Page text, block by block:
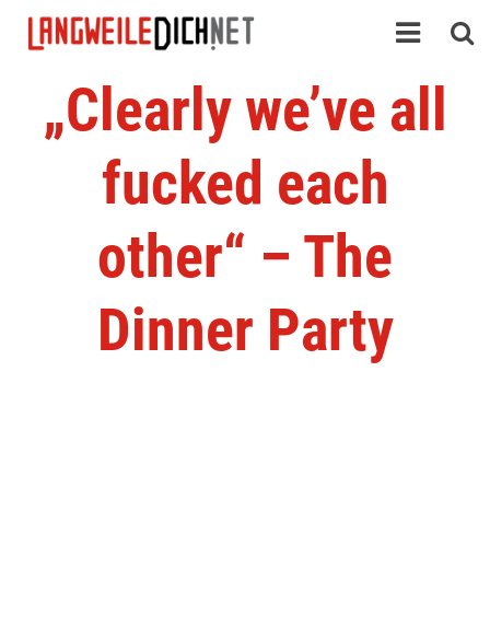
„Clearly we’ve all
fucked each
other“ – The
Dinner Party